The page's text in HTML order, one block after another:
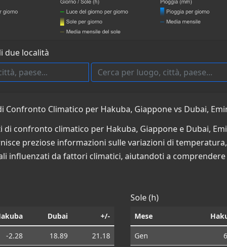
due località
Confronto Climatico per Hakuba, Giappone vs Dubai,
di confronto climatico per Hakuba, Giappone e Dubai,
preziose informazioni sulle variazioni di
influenzati da fattori climatici, aiutandoti a
Dubai +/-
-2.28 18.89
21.18
Sole (h)
Mese
Gen